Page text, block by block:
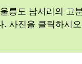
릉도 남서리의 고
. 사진을 클릭하시